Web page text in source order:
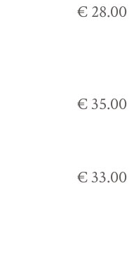
€ 28.00
€ 35.00
€ 33.00